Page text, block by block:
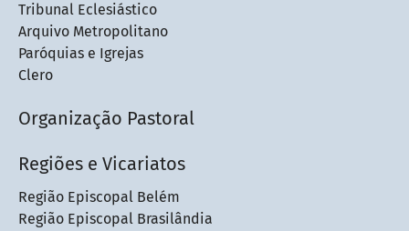
Tribunal Eclesiástico
Arquivo Metropolitano
Paróquias e Igrejas
Clero
Organização Pastoral
Regiões e Vicariatos
Região Episcopal Belém
Região Episcopal Brasilândia